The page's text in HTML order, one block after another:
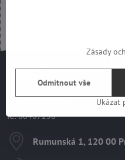
Kontakt
CULT design s.r.o.
IČ: 60467258
Rumunská 1, 120 00
Zásady
Ukázat
Odmítnout vše